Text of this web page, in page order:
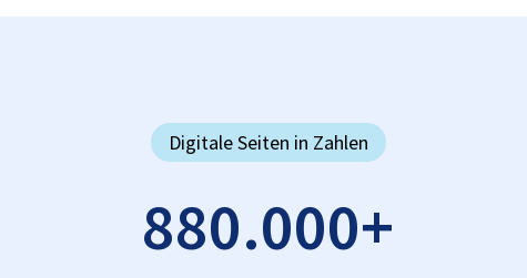
Digitale Seiten in Zahlen
880.000+